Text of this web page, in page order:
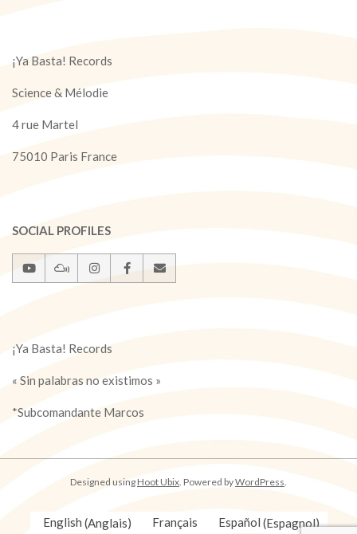
¡Ya Basta! Records
Science & Mélodie
4 rue Martel
75010 Paris France
SOCIAL PROFILES
¡Ya Basta! Records
« Sin palabras no existimos »
*Subcomandante Marcos
Designed using Hoot Ubix . Powered byWordPress
English (Anglais) Français Español (Espagnol)